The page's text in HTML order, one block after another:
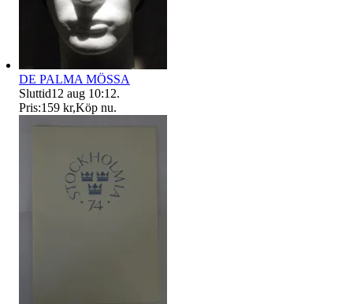
DE PALMA MÖSSA
Sluttid12 aug 10:12.
Pris:159 kr,Köp nu.